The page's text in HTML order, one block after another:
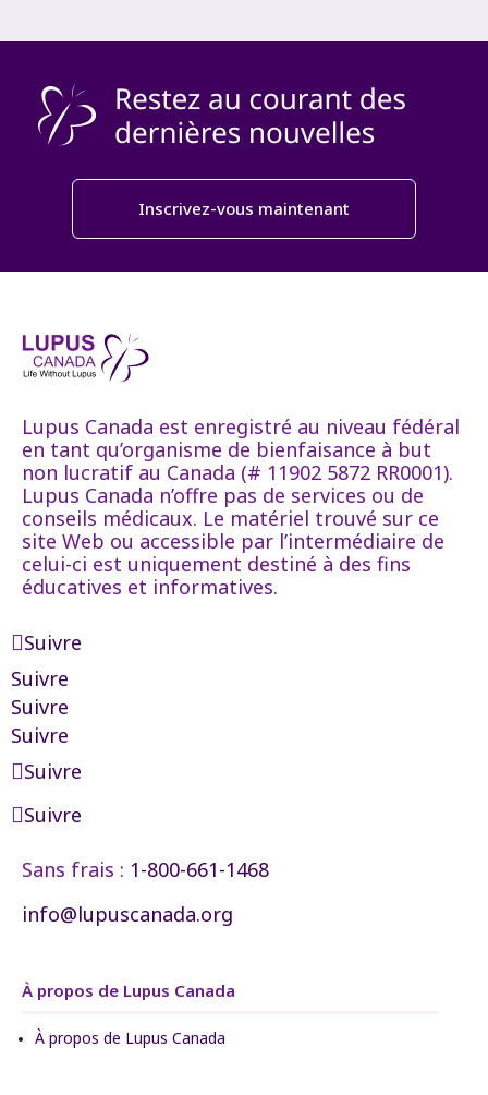
Inscrivez-vous maintenant
Lupus Canada est enregistré au niveau fédéral
en tant qu’organisme de bienfaisance à but
non lucratif au Canada (# 11902 5872 RR0001).
Lupus Canada n’offre pas de services ou de
conseils médicaux. Le matériel trouvé sur ce
site Web ou accessible par l’intermédiaire de
celui-ci est uniquement destiné à des fins
éducatives et informatives.
Suivre
Suivre
Suivre
Suivre
Suivre
Suivre
Sans frais : 1-800-661-1468
info@lupuscanada.org
À propos de Lupus Canada
À propos de Lupus Canada